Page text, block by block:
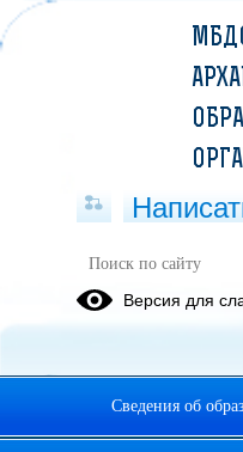
персональная
воспитателя
РАЗДЕЛ I
Версия для
Сведения об